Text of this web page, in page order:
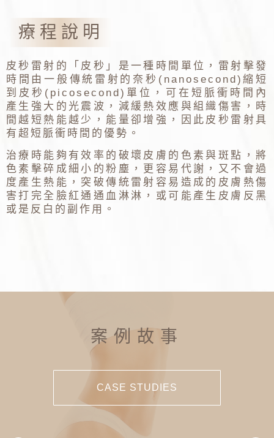
療程說明
皮秒雷射的「皮秒」是一種時間單位，雷射擊發
時間由一般傳統雷射的奈秒(nanosecond)縮短
到皮秒(picosecond)單位，可在短脈衝時間內
產生強大的光震波，減緩熱效應與組織傷害，時
間越短熱能越少，能量卻增強，因此皮秒雷射具
有超短脈衝時間的優勢。
治療時能夠有效率的破壞皮膚的色素與斑點，將
色素擊碎成細小的粉塵，更容易代謝，又不會過
度產生熱能，突破傳統雷射容易造成的皮膚熱傷
害打完全臉紅通通血淋淋，或可能產生皮膚反黑
或是反白的副作用。
案例故事
CASE STUDIES